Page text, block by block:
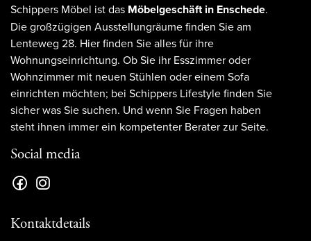
Schippers Möbel ist das Möbelgeschäft in Enschede.
Die großzügigen Ausstellungräume finden Sie am
Lenteweg 28. Hier finden Sie alles für ihre
Wohnungseinrichtung. Ob Sie ihr Esszimmer oder
Wohnzimmer mit neuen Stühlen oder einem Sofa
einrichten möchten; bei Schippers Lifestyle finden Sie
sicher was Sie suchen. Und wenn Sie Fragen haben
steht ihnen immer ein kompetenter Berater zur Seite.
Social media
Kontaktdetails